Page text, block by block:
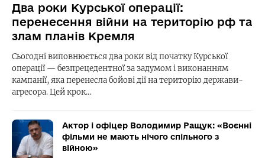
Два роки Курської операції:
перенесення війни на територію рф та
злам планів Кремля
Сьогодні виповнюється два роки від початку Курської
операції — безпрецедентної за задумом і виконанням
кампанії, яка перенесла бойові дії на територію держави-
агресора. Цей крок…
Актор і офіцер Володимир Ращук: «Воєнні
фільми не мають нічого спільного з
війною»